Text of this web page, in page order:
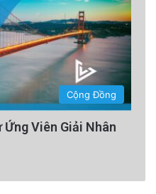
Cộng Đồng
Ứng Viên Giải Nhân